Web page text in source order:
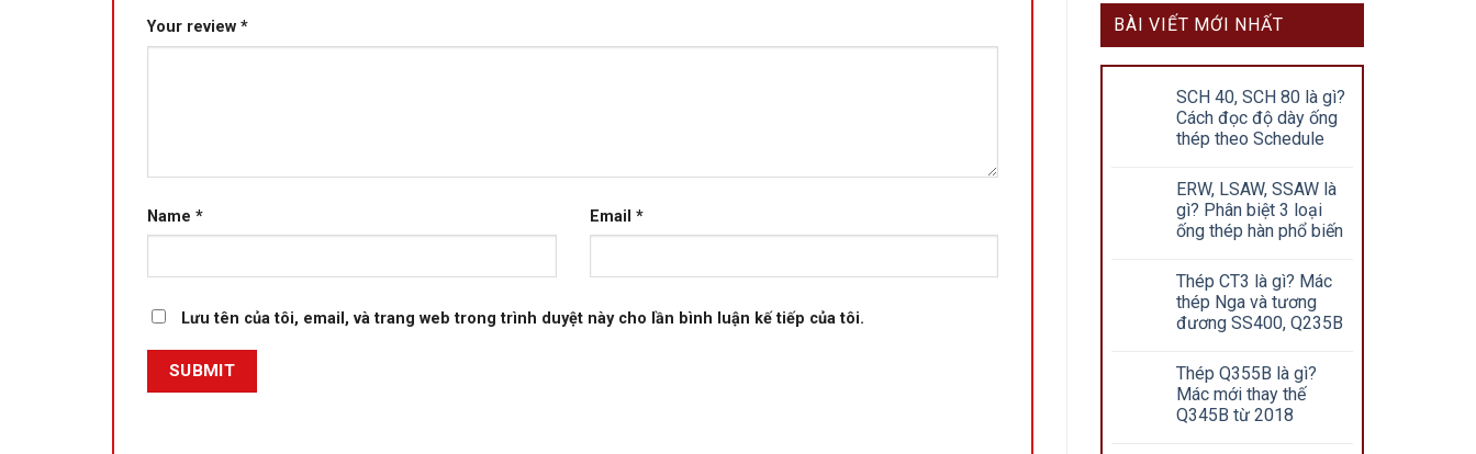
BÀI VIẾT MỚI NHẤT
SCH 40, SCH 80 là gì?
Cách đọc độ dày ống
thép theo Schedule
ERW, LSAW, SSAW là
gì? Phân biệt 3 loại
ống thép hàn phổ biến
Thép CT3 là gì? Mác
thép Nga và tương
đương SS400, Q235B
Thép Q355B là gì?
Mác mới thay thế
Q345B từ 2018
Your review *
Name * Email *
Lưu tên của tôi, email, và trang web trong trình duyệt này cho lần bình luận kế tiếp của tôi.